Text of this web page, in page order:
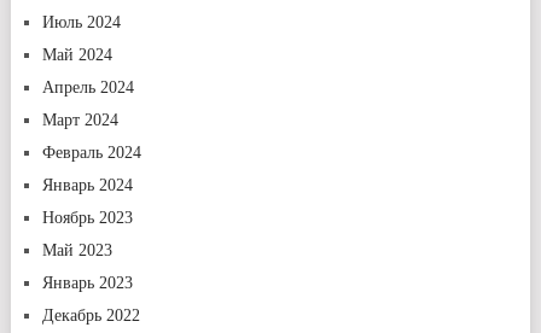
Июль 2024
Май 2024
Апрель 2024
Март 2024
Февраль 2024
Январь 2024
Ноябрь 2023
Май 2023
Январь 2023
Декабрь 2022